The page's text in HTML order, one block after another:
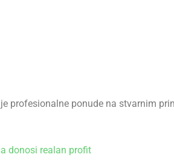
profesionalne ponude na stvarnim
donosi realan profit